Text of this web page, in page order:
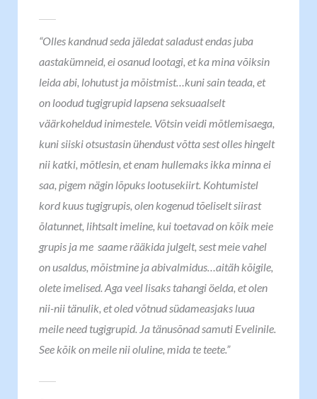
“Olles kandnud seda jäledat saladust endas juba
aastakümneid, ei osanud lootagi, et ka mina võiksin
leida abi, lohutust ja mõistmist…kuni sain teada, et
on loodud tugigrupid lapsena seksuaalselt
väärkoheldud inimestele. Võtsin veidi mõtlemisaega,
kuni siiski otsustasin ühendust võtta sest olles hingelt
nii katki, mõtlesin, et enam hullemaks ikka minna ei
saa, pigem nägin lõpuks lootusekiirt. Kohtumistel
kord kuus tugigrupis, olen kogenud tõeliselt siirast
õlatunnet, lihtsalt imeline, kui toetavad on kõik meie
grupis ja me saame rääkida julgelt, sest meie vahel
on usaldus, mõistmine ja abivalmidus…aitäh kõigile,
olete imelised. Aga veel lisaks tahangi öelda, et olen
nii-nii tänulik, et oled võtnud südameasjaks luua
meile need tugigrupid. Ja tänusõnad samuti Evelinile.
See kõik on meile nii oluline, mida te teete.”